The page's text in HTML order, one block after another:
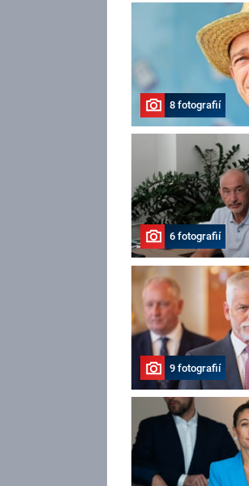
8 fotografií
6 fotografií
9 fotografií